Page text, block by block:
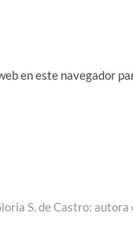
en este navegador
S. de Castro: